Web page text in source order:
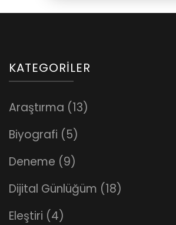
KATEGORILER
Araştırma (13)
Biyografi (5)
Deneme (9)
Dijital Günlüğüm (18)
Eleştiri (4)